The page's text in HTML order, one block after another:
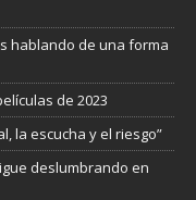
hablando de una forma
de 2023
la escucha y el riesgo”
deslumbrando en